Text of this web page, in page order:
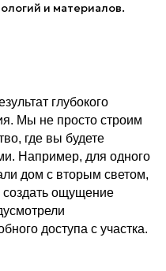
и материалов.
глубокого
Мы не просто строим
где вы будете
Например, для одного
дом с вторым светом,
создать ощущение
доступа с участка.